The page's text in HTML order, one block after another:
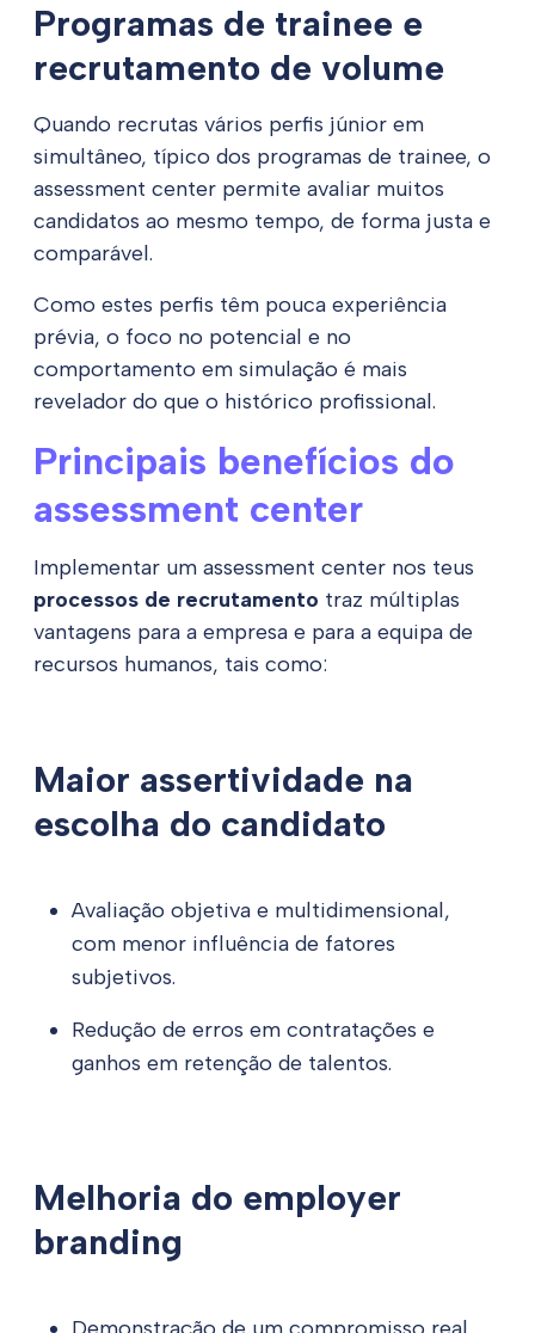
Programas de trainee e
recrutamento de volume
Quando recrutas vários perfis júnior em
simultâneo, típico dos programas de trainee, o
assessment center permite avaliar muitos
candidatos ao mesmo tempo, de forma justa e
comparável.
Como estes perfis têm pouca experiência
prévia, o foco no potencial e no
comportamento em simulação é mais
revelador do que o histórico profissional.
Principais benefícios do
assessment center
Implementar um assessment center nos teus
processos de recrutamento traz múltiplas
vantagens para a empresa e para a equipa de
recursos humanos, tais como:
Maior assertividade na
escolha do candidato
Avaliação objetiva e multidimensional,
com menor influência de fatores
subjetivos.
Redução de erros em contratações e
ganhos em retenção de talentos.
Melhoria do employer
branding